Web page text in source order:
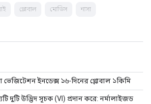
গ্লোবাল মোডিস নাসা
ভেজিটেশন ইনডেক্স ১৬-দিনের গ্লোবাল ১কিমি
দুটি উদ্ভিদ সূচক (VI) প্রদান করে: নর্মালাইজড